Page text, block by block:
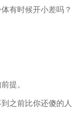
有时候开小差吗？
提。
之前比你还傻的